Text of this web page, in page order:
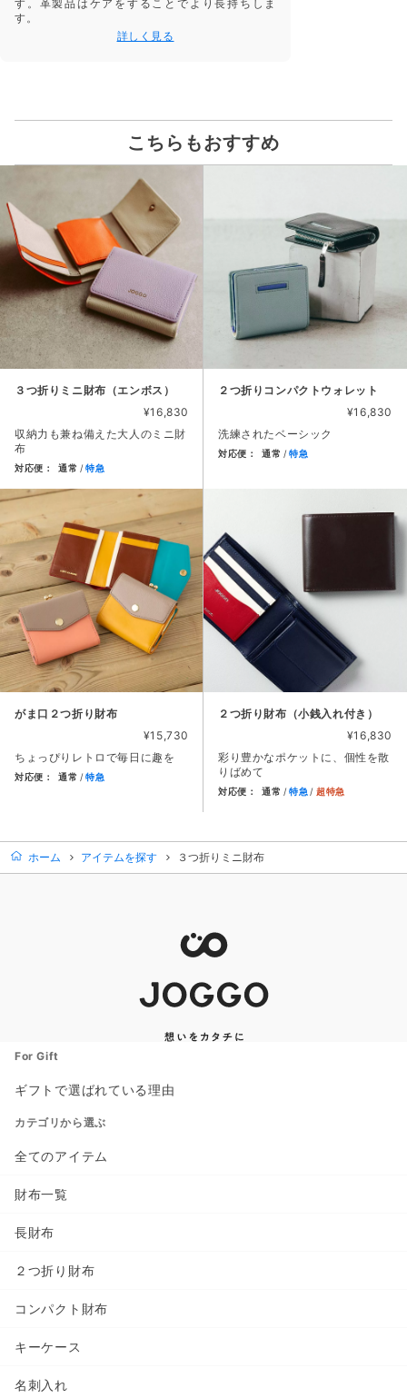
す。革製品はケアをすることでより長持ちしま
す。
詳しく見る
こちらもおすすめ
３つ折りミニ財布（エンボス）
¥16,830
収納力も兼ね備えた大人のミニ財
布
対応便： 通常 特急
商品カード。商品: ３つ折りミニ財布（エンボス）, 価格:
２つ折りコンパクトウォレット
¥16,830
洗練されたベーシック
対応便： 通常 特急
がま口２つ折り財布
¥15,730
ちょっぴりレトロで毎日に趣を
対応便： 通常 特急
２つ折り財布（小銭入れ付き）
¥16,830
彩り豊かなポケットに、個性を散
りばめて
対応便： 通常 特急 超特急
ホーム アイテムを探す ３つ折りミニ財布
For Gift
ギフトで選ばれている理由
カテゴリから選ぶ
全てのアイテム
財布一覧
長財布
２つ折り財布
コンパクト財布
キーケース
名刺入れ